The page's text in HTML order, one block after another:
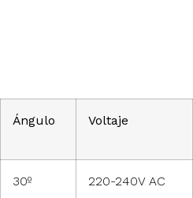
Ángulo Voltaje
30º 220-240V AC